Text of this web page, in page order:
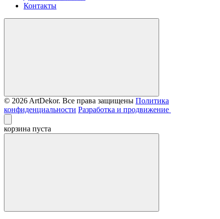
Контакты
© 2026 ArtDekor. Все права защищены Политика
конфиденциальности Разработка и продвижение
корзина пуста